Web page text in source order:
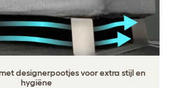
designerpootjes voor extra stijl en
hygiëne